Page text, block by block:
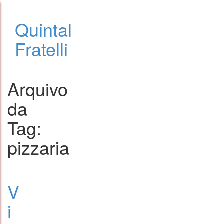
Quintal
Fratelli
Arquivo
da
Tag:
pizzaria
V
i